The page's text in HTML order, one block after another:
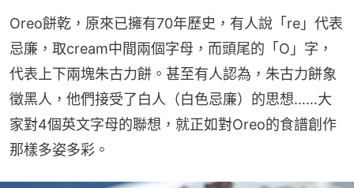
Oreo餅乾，原來已擁有70年歷史，有人說「re」代表
忌廉，取cream中間兩個字母，而頭尾的「O」字，
代表上下兩塊朱古力餅。甚至有人認為，朱古力餅象
徵黑人，他們接受了白人（白色忌廉）的思想……大
家對4個英文字母的聯想，就正如對Oreo的食譜創作
那樣多姿多彩。